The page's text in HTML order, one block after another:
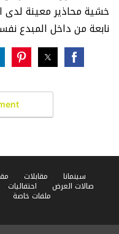
خشية محاذير معينة لدى
نابعة من داخل المبدع
سينمانا مقابلات
صالات العرض احتفاليات
ملفات خاصة